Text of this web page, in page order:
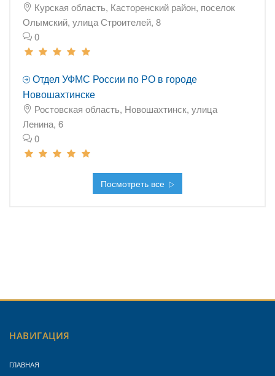
Курская область, Касторенский район, поселок
Олымский, улица Строителей, 8
0
Отдел УФМС России по РО в городе
Новошахтинске
Ростовская область, Новошахтинск, улица
Ленина, 6
0
Посмотреть все
НАВИГАЦИЯ
ГЛАВНАЯ